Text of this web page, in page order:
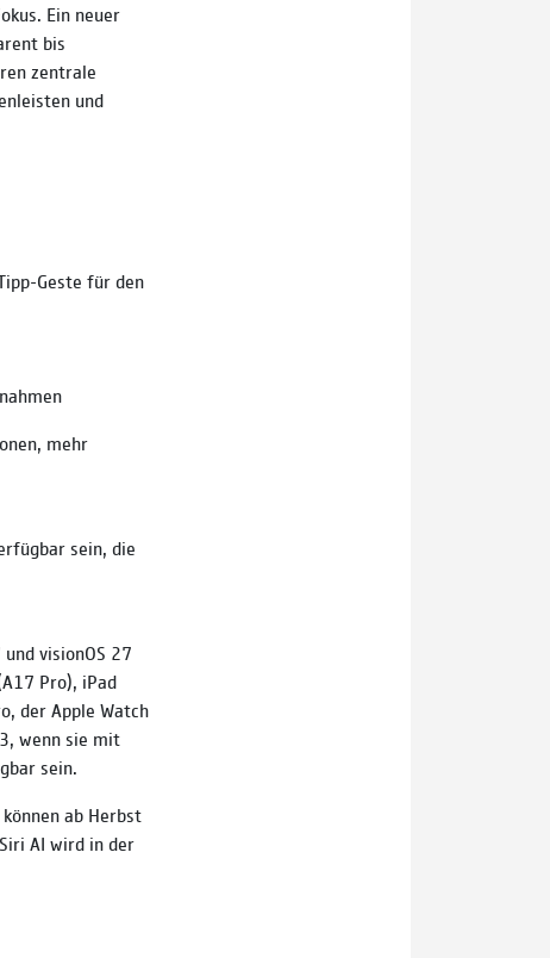
Ein neuer
bis
zentrale
und
Geste für den
mehr
sein, die
visionOS 27
Pro), iPad
der Apple Watch
wenn sie mit
sein.
ab Herbst
AI wird in der